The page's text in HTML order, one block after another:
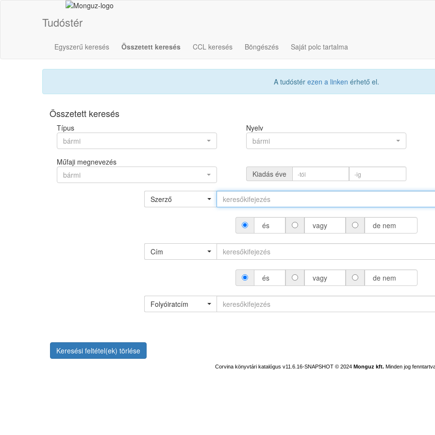
Tudóstér
Egyszerű keresés Összetett keresés CCL keresés Böngészés Saját polc tartalma
A tudóstér ezen a linken érhető el.
Összetett keresés
Típus
bármi
Nyelv
bármi
Műfaji megnevezés
bármi
Kiadás éve
Szerző
és vagy de nem
Cím
és vagy de nem
Folyóiratcím
Keresési feltétel(ek) törlése
Corvina könyvtári katalógus v11.6.16-SNAPSHOT © 2024 Monguz kft. Minden jog